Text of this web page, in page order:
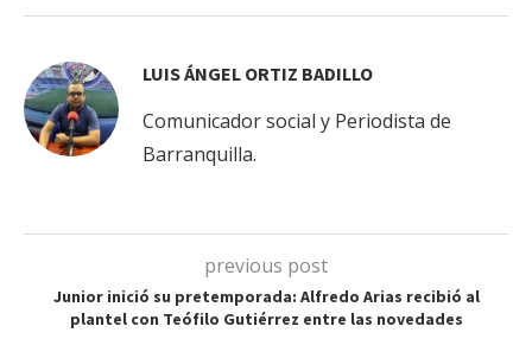
LUIS ÁNGEL ORTIZ BADILLO
Comunicador social y Periodista de
Barranquilla.
previous post
Junior inició su pretemporada: Alfredo Arias recibió al
plantel con Teófilo Gutiérrez entre las novedades